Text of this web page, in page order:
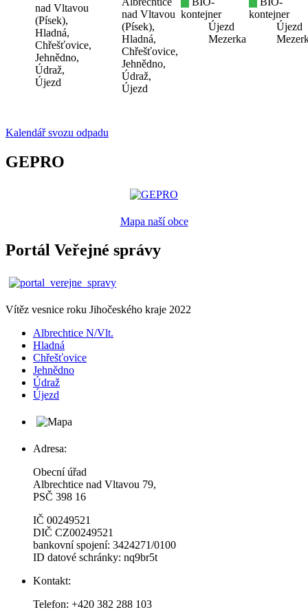
nad Vltavou
(Písek),
Hladná,
Chřešťovice,
Jehnědno,
Údraž,
Újezd
nad Vltavou
(Písek),
Hladná,
Chřešťovice,
Jehnědno,
Údraž,
Újezd
kontejner
Újezd
Mezerka
kontejner
Újezd
Kalendář svozu odpadu
GEPRO
Mapa naší obce
Portál Veřejné správy
Vítěz vesnice roku Jihočeského kraje 2022
Albrechtice N/Vlt.
Hladná
Chřešťovice
Jehnědno
Údraž
Újezd
Adresa:
Obecní úřad
Albrechtice nad Vltavou 79,
PSČ 398 16
IČ 00249521
DIČ CZ00249521
bankovní spojení: 3424271/0100
ID datové schránky: nq9br5t
Kontakt:
Telefon: +420 382 288 103